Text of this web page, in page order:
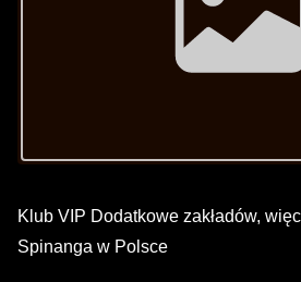
Klub VIP Dodatkowe zakładów,
Spinanga w Polsce